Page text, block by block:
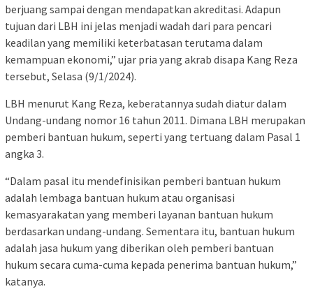
berjuang sampai dengan mendapatkan akreditasi. Adapun
tujuan dari LBH ini jelas menjadi wadah dari para pencari
keadilan yang memiliki keterbatasan terutama dalam
kemampuan ekonomi,” ujar pria yang akrab disapa Kang Reza
tersebut, Selasa (9/1/2024).
LBH menurut Kang Reza, keberatannya sudah diatur dalam
Undang-undang nomor 16 tahun 2011. Dimana LBH merupakan
pemberi bantuan hukum, seperti yang tertuang dalam Pasal 1
angka 3.
“Dalam pasal itu mendefinisikan pemberi bantuan hukum
adalah lembaga bantuan hukum atau organisasi
kemasyarakatan yang memberi layanan bantuan hukum
berdasarkan undang-undang. Sementara itu, bantuan hukum
adalah jasa hukum yang diberikan oleh pemberi bantuan
hukum secara cuma-cuma kepada penerima bantuan hukum,”
katanya.